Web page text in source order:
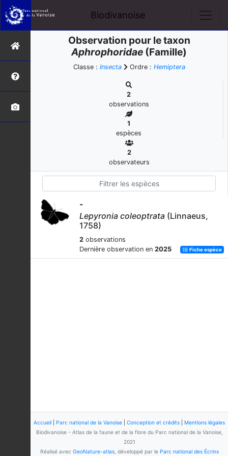
Biodivanoise
Observation pour le taxon
Aphrophoridae (Famille)
Classe : Insecta Ordre : Hemiptera
2
observations
1
espèces
2
observateurs
-
Lepyronia coleoptrata (Linnaeus,
1758)
2 observations
Dernière observation en 2025 Fiche espèce
Accueil Parc national de la Vanoise Conception et crédits
Mentions légales
Biodivanoise - Atlas de la faune et de la flore du Parc national de la Vanoise,
2021
Réalisé avec GeoNature-atlas, développé par le Parc national des Écrins